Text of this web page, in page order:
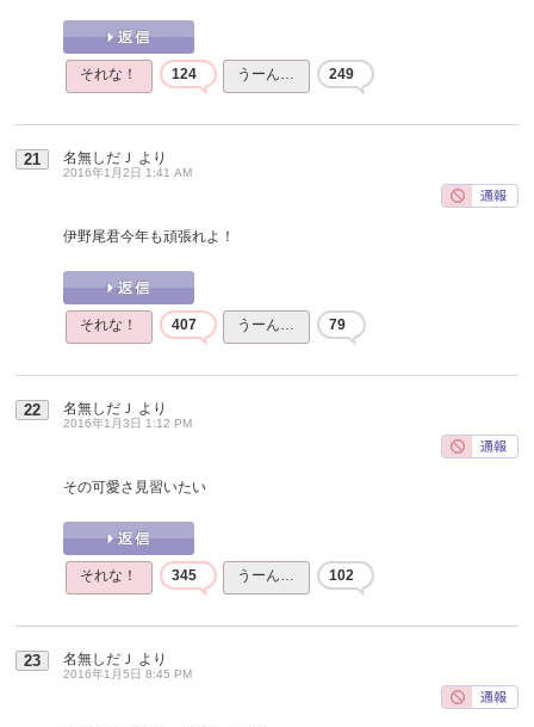
それな！ 124 うーん… 249
21 名無しだＪ より
2016年1月2日 1:41 AM
伊野尾君今年も頑張れよ！
それな！ 407 うーん… 79
22 名無しだＪ より
2016年1月3日 1:12 PM
その可愛さ見習いたい
それな！ 345 うーん… 102
23 名無しだＪ より
2016年1月5日 8:45 PM